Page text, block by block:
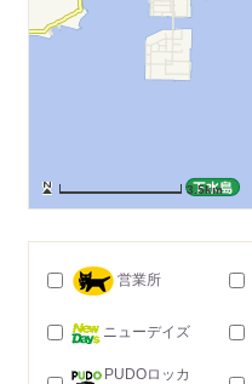
3.5km
営業所
ニューデイズ
PUDOロッカ